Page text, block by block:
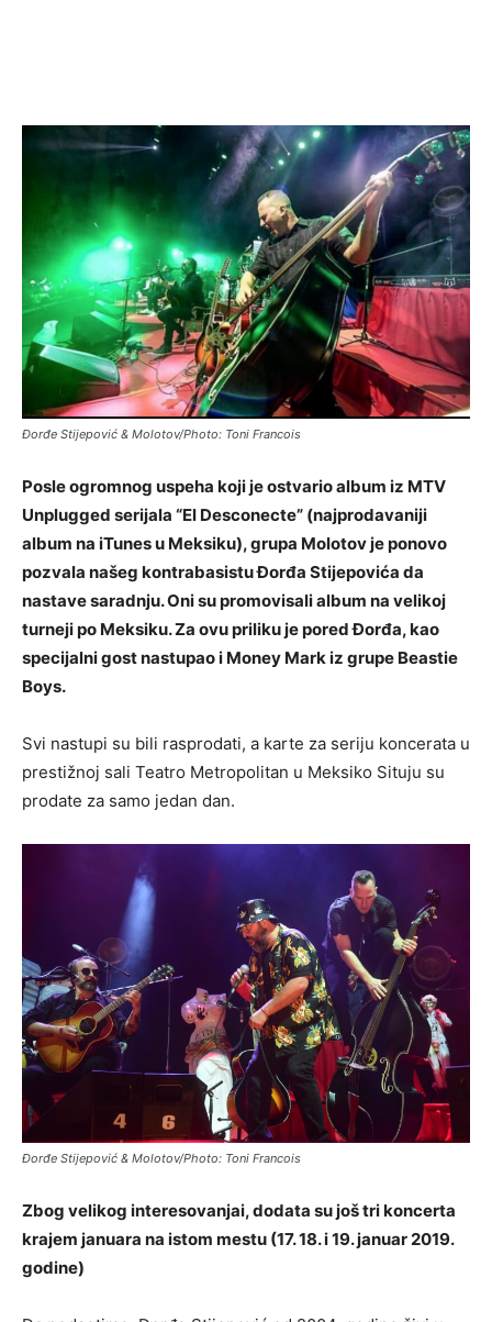
Đorđe Stijepović & Molotov/Photo: Toni Francois
Posle ogromnog uspeha koji je ostvario album iz MTV
Unplugged serijala “El Desconecte” (najprodavaniji
album na iTunes u Meksiku), grupa Molotov je ponovo
pozvala našeg kontrabasistu Đorđa Stijepovića da
nastave saradnju. Oni su promovisali album na velikoj
turneji po Meksiku. Za ovu priliku je pored Đorđa, kao
specijalni gost nastupao i Money Mark iz grupe Beastie
Boys.
Svi nastupi su bili rasprodati, a karte za seriju koncerata u
prestižnoj sali Teatro Metropolitan u Meksiko Situju su
prodate za samo jedan dan.
Đorđe Stijepović & Molotov/Photo: Toni Francois
Zbog velikog interesovanjai, dodata su još tri koncerta
krajem januara na istom mestu (17. 18. i 19. januar 2019.
godine)